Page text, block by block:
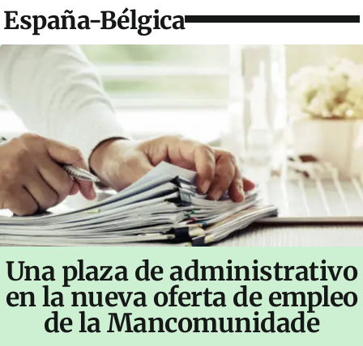
España-Bélgica
Una plaza de administrativo
en la nueva oferta de empleo
de la Mancomunidade